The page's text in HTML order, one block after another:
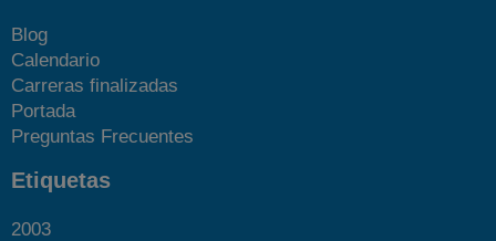
Blog
Calendario
Carreras finalizadas
Portada
Preguntas Frecuentes
Etiquetas
2003